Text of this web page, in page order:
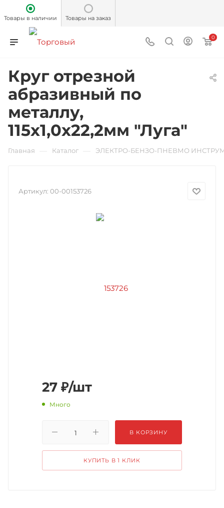
Товары в наличии Товары на заказ
0
Круг отрезной
абразивный по
металлу,
115х1,0х22,2мм "Луга"
Главная Каталог ЭЛЕКТРО-БЕНЗО-ПНЕВМО
Артикул: 00-00153726
27 ₽/шт
Много
В КОРЗИНУ
КУПИТЬ В 1 КЛИК